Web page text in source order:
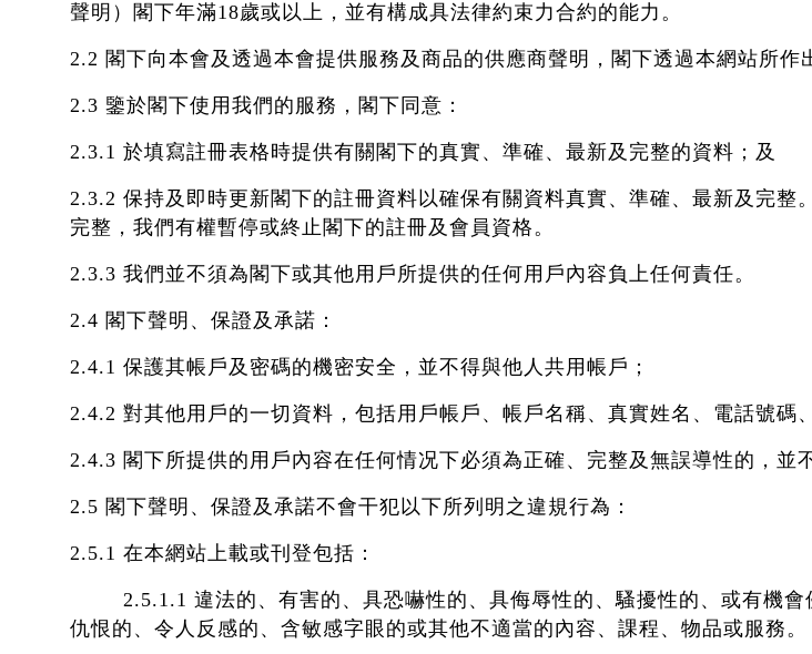
聲明）閣下年滿18歲或以上，並有構成具法律約束力合約的能力。
2.2 閣下向本會及透過本會提供服務及商品的供應商聲明，閣下透過本網站所作
2.3 鑒於閣下使用我們的服務，閣下同意：
2.3.1 於填寫註冊表格時提供有關閣下的真實、準確、最新及完整的資料；及
2.3.2 保持及即時更新閣下的註冊資料以確保有關資料真實、準確、最新及完
完整，我們有權暫停或終止閣下的註冊及會員資格。
2.3.3 我們並不須為閣下或其他用戶所提供的任何用戶內容負上任何責任。
2.4 閣下聲明、保證及承諾：
2.4.1 保護其帳戶及密碼的機密安全，並不得與他人共用帳戶；
2.4.2 對其他用戶的一切資料，包括用戶帳戶、帳戶名稱、真實姓名、電話號
2.4.3 閣下所提供的用戶內容在任何情况下必須為正確、完整及無誤導性的，並
2.5 閣下聲明、保證及承諾不會干犯以下所列明之違規行為：
2.5.1 在本網站上載或刊登包括：
2.5.1.1 違法的、有害的、具恐嚇性的、具侮辱性的、騷擾性的、或有機會
仇恨的、令人反感的、含敏感字眼的或其他不適當的內容、課程、物品或服務。